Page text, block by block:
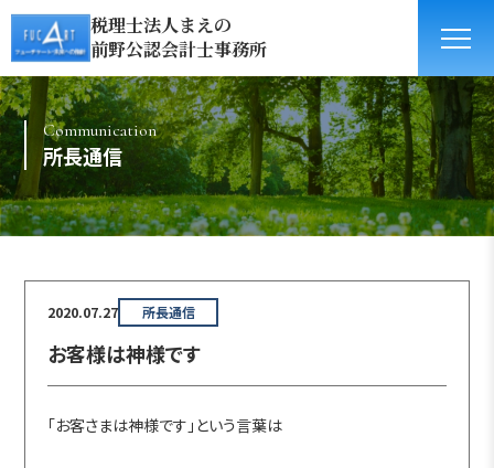
税理士法人まえの
前野公認会計士事務所
Communication
所長通信
2020.07.27 所長通信
お客様は神様です
「お客さまは神様です」という言葉は